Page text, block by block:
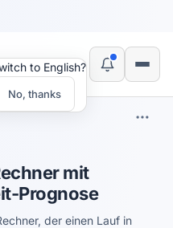
mit
Prognose
der einen Lauf in
to English?
No, thanks